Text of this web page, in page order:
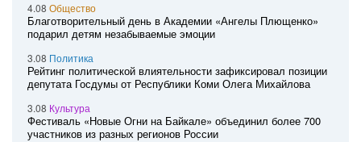
4.08 Общество
Благотворительный день в Академии «Ангелы Плющенко»
подарил детям незабываемые эмоции
3.08 Политика
Рейтинг политической влиятельности зафиксировал позиции
депутата Госдумы от Республики Коми Олега Михайлова
3.08 Культура
Фестиваль «Новые Огни на Байкале» объединил более 700
участников из разных регионов России